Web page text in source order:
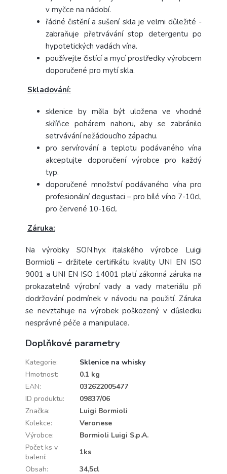
v myčce na nádobí.
řádné čistění a sušení skla je velmi důležité -
zabraňuje přetrvávání stop detergentu po
hypotetických vadách vína.
používejte čistící a mycí prostředky výrobcem
doporučené pro mytí skla.
Skladování:
sklenice by měla být uložena ve vhodné
skříňce pohárem nahoru, aby se zabránilo
setrvávání nežádoucího zápachu.
pro servírování a teplotu podávaného vína
akceptujte doporučení výrobce pro každý
typ.
doporučené množství podávaného vína pro
profesionální degustaci – pro bílé víno 7-10cl,
pro červené 10-16cl.
Záruka:
Na výrobky SON.hyx italského výrobce Luigi
Bormioli – držitele certifikátu kvality UNI EN ISO
9001 a UNI EN ISO 14001 platí zákonná záruka na
prokazatelně výrobní vady a vady materiálu při
dodržování podmínek v návodu na použití. Záruka
se nevztahuje na výrobek poškozený v důsledku
nesprávné péče a manipulace.
Doplňkové parametry
Kategorie:
Sklenice na whisky
Hmotnost:
0.1 kg
EAN:
032622005477
ID produktu:
09837/06
Značka:
Luigi Bormioli
Kolekce:
Veronese
Výrobce:
Bormioli Luigi S.p.A.
Počet ks v
balení:
1ks
Obsah:
34,5cl